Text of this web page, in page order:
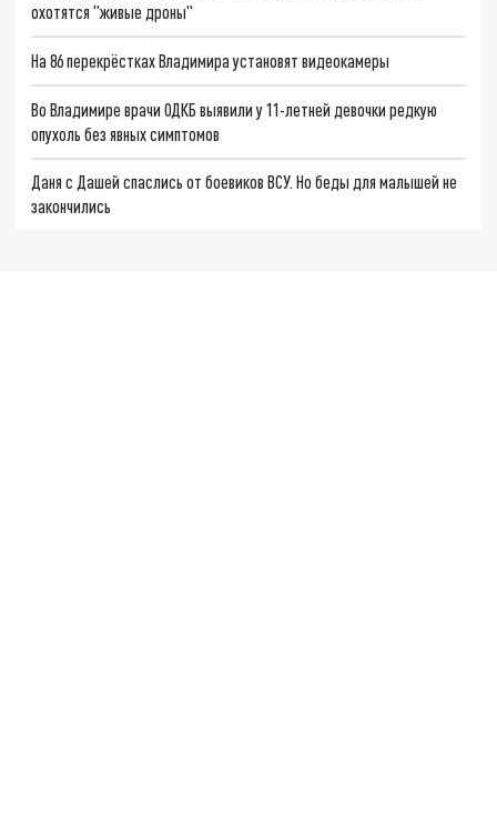
охотятся "живые дроны"
На 86 перекрёстках Владимира установят видеокамеры
Во Владимире врачи ОДКБ выявили у 11-летней девочки редкую
опухоль без явных симптомов
Даня с Дашей спаслись от боевиков ВСУ. Но беды для малышей не
закончились